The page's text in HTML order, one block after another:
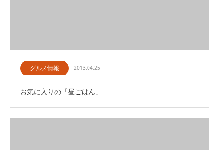
グルメ情報 2013.04.25
お気に入りの「昼ごはん」